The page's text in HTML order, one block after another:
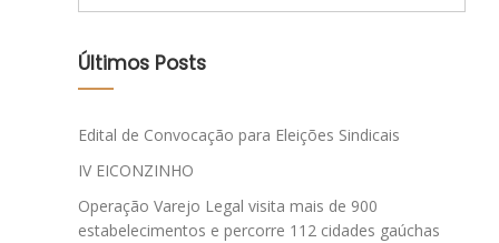
Últimos Posts
Edital de Convocação para Eleições Sindicais
IV EICONZINHO
Operação Varejo Legal visita mais de 900
estabelecimentos e percorre 112 cidades gaúchas